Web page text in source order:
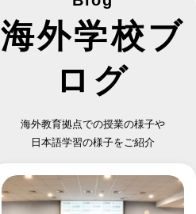
海外学校ブ
ログ
海外教育拠点での授業の様子や
日本語学習の様子をご紹介